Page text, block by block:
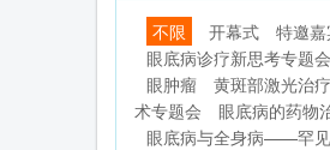
不限 开幕式 特邀
眼底病诊疗新思考专题会
眼肿瘤
黄斑部激光治
术专题会
眼底病的药物
眼底病与全身病——罕